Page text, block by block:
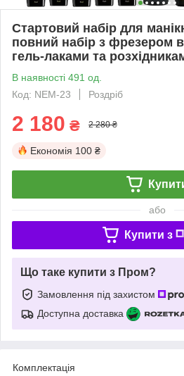
Стартовий набір для
повний набір з фрезером
гель-лаками та
В наявності 491 од.
Код: NEM-23
Роздріб
2 180 ₴ 2 280 ₴
Економія 100 ₴
або
Купити з
Що таке купити з Пром?
Замовлення під захистом
Доступна доставка
Комплектація